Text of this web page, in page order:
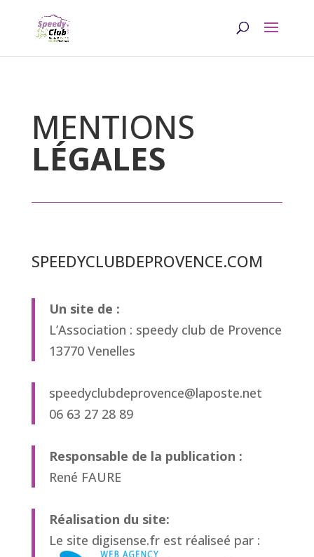
MENTIONS
LÉGALES
SPEEDYCLUBDEPROVENCE.COM
Un site de :
L’Association : speedy club de Provence
13770 Venelles
speedyclubdeprovence@laposte.net
06 63 27 28 89
Responsable de la publication :
René FAURE
Réalisation du site:
Le site digisense.fr est réaliseé par :